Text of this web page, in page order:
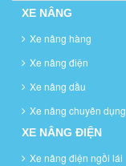
XE NÂNG
Xe nâng hàng
Xe nâng điện
Xe nâng dầu
Xe nâng chuyên dụng
XE NÂNG ĐIỆN
Xe nâng điện ngồi lái